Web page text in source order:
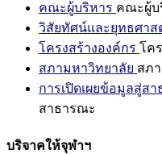
คณะผู้บริหาร คณะผู้บ
วิสัยทัศน์และยุทธศาส
โครงสร้างองค์กร โค
สภามหาวิทยาลัย สภ
การเปิดเผยข้อมูลสู่ส
สาธารณะ
บริจาคให้จุฬาฯ